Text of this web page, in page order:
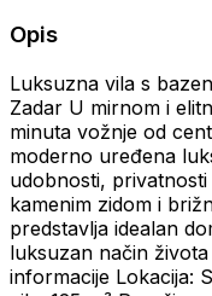
Opis
Luksuzna vila s
Zadar U mirnom i
minuta vožnje od
moderno uređena
udobnosti,
kamenim zidom i
predstavlja idealan
luksuzan način
informacije Lokacija: